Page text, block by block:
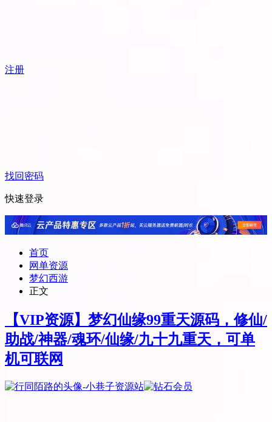
注册
找回密码
快速登录
首页
网单资源
梦幻西游
正文
【VIP资源】梦幻仙缘99重天源码，修仙/
助战/神器/魂环/仙缘/九十九重天，可单
机可联网